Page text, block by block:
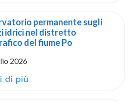
permanente sugli
idrici nel distretto
del fiume Po
2026
di più